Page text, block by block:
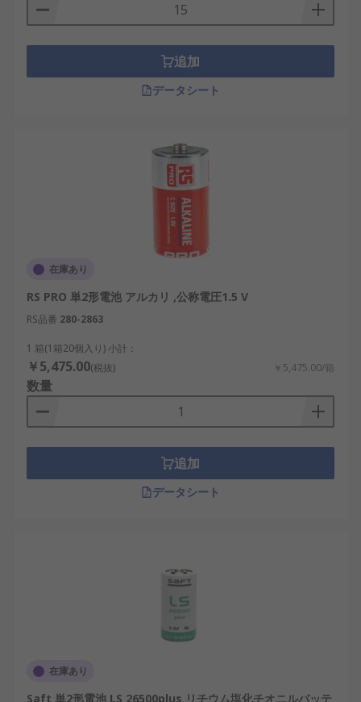
高容量と長寿命を実現しています。そのため、大き
な電流を必要とする機器や長時間稼働が求められる
装置で選定されることが多いです。
さらに、日本市場においては単3形電池が一般家庭
災害時の懐中電灯やラジオ用電源としては、単2形
乾電池の安定性が重視されています。
単2形乾電池の種類
市場にはさまざまな種類の単2形乾電池が存在し、
用途や性能要件に応じて選択できます。以下に代表
的な種類を紹介します。
単2形アルカリ乾電池
フラット単2形乾電池
： 平らな端子を持ち、特
殊機器や産業装置に適合。
単2形マンガン乾電池
： 値段が安くコスパに優
れ、軽負荷機器に最適。
単2形リチウム乾電池： 高エネルギー密度で長
寿命。IoTデバイスや医療機器に使用。
充電式単2形乾電池： 繰り返し使用でき、環境
単2形乾電池の利点
中容量・中出力に優れた単2形乾電池は、幅広い用
再生可能エネルギー関連機器の増加により、その重
要性が高まっています。
追加
データシート
在庫あり
RS PRO 単2形電池 アルカリ ,公称電圧1.5 V
RS品番 280-2863
1 箱(1箱20個入り) 小計：
￥5,475.00(税抜) ￥5,475.00/箱
数量
追加
データシート
在庫あり
Saft 単2形電池 LS 26500plus リチウム塩化チオニルバッテ